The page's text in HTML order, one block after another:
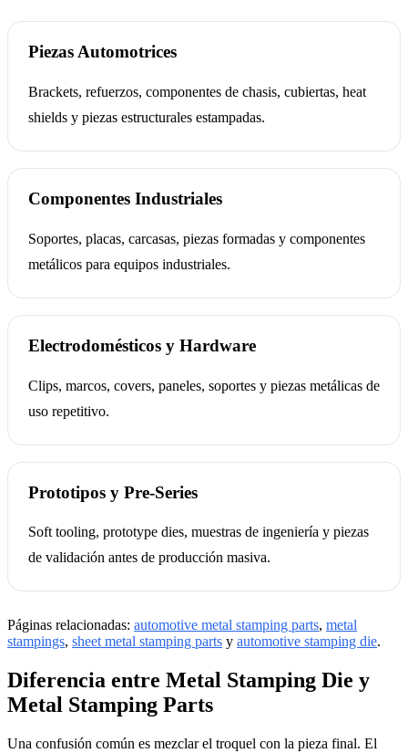
Piezas Automotrices
Brackets, refuerzos, componentes de chasis, cubiertas, heat
shields y piezas estructurales estampadas.
Componentes Industriales
Soportes, placas, carcasas, piezas formadas y componentes
metálicos para equipos industriales.
Electrodomésticos y Hardware
Clips, marcos, covers, paneles, soportes y piezas metálicas de
uso repetitivo.
Prototipos y Pre-Series
Soft tooling, prototype dies, muestras de ingeniería y piezas
de validación antes de producción masiva.
Páginas relacionadas: automotive metal stamping parts, metal
stampings, sheet metal stamping parts y automotive stamping die.
Diferencia entre Metal Stamping Die y
Metal Stamping Parts
Una confusión común es mezclar el troquel con la pieza final. El